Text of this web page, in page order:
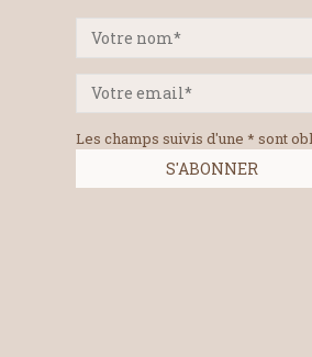
Les champs suivis d'une * sont